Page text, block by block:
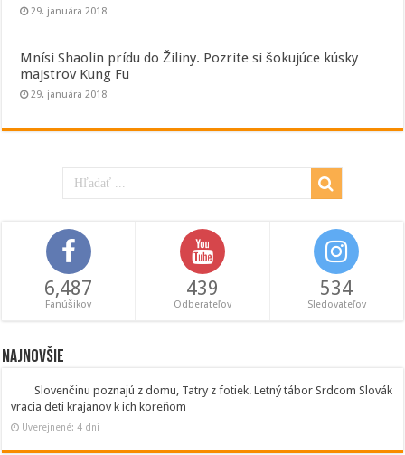
29. januára 2018
Mnísi Shaolin prídu do Žiliny. Pozrite si šokujúce kúsky
majstrov Kung Fu
29. januára 2018
6,487
Fanúšikov
439
Odberateľov
534
Sledovateľov
Najnovšie
Slovenčinu poznajú z domu, Tatry z fotiek. Letný tábor Srdcom Slovák
vracia deti krajanov k ich koreňom
Uverejnené: 4 dni